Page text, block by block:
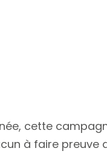
cette
à faire preuve